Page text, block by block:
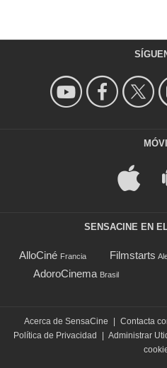
SENSACINE EN
AlloCiné Francia Filmstarts
AdoroCinema Brasil
Acerca de SensaCine | Contacta
Política de Privacidad
| Administrar